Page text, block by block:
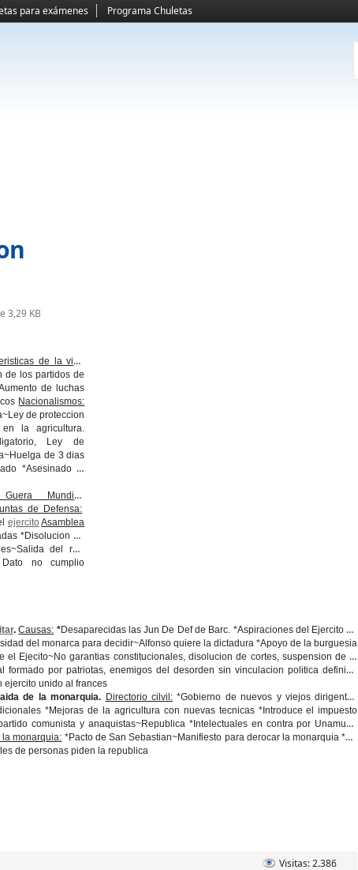
para exámenes Programa Chuletas
3,29 KB
de la vida
de los partidos de
de luchas
Nacionalismos:
de proteccion
la agricultura.
Ley de
de 3 dias
*Asesinado el
Mundial:
de Defensa:
ejercito Asamblea
*Disolucion en
del rey,
Dato no cumplio
.Causas: *Desaparecidas las Jun De Def de Barc. *Aspiraciones del Ejercito de
del monarca para decidir~Alfonso quiere la dictadura *Apoyo de la burguesia
el Ejecito~No garantias constitucionales, disolucion de cortes, suspension de la
formado por patriotas, enemigos del desorden sin vinculacion politica definida
ejercito unido al frances
de la monarquia. Directorio cilvil: *Gobierno de nuevos y viejos dirigentes
*Mejoras de la agricultura con nuevas tecnicas *Introduce el impuesto
comunista y anaquistas~Republica *Intelectuales en contra por Unamuno
monarquia: *Pacto de San Sebastian~Manifiesto para derocar la monarquia *Se
de personas piden la republica
Visitas: 2.386